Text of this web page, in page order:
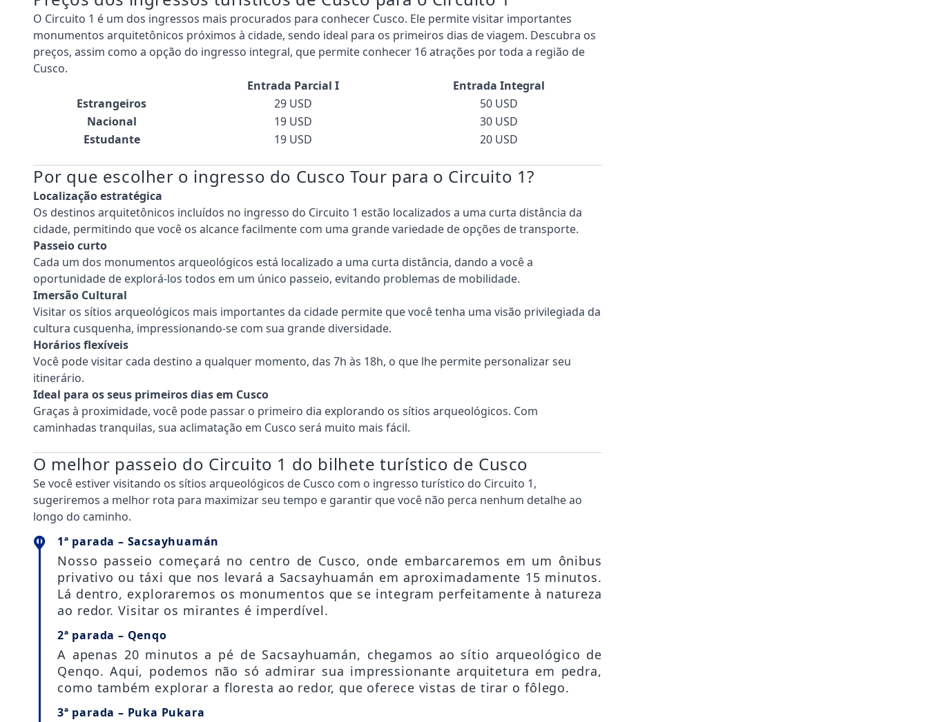
O Circuito 1 é um dos ingressos mais procurados para conhecer Cusco. Ele permite visitar importantes
monumentos arquitetônicos próximos à cidade, sendo ideal para os primeiros dias de viagem. Descubra os
preços, assim como a opção do ingresso integral, que permite conhecer 16 atrações por toda a região de
Cusco.
Entrada Parcial I
Entrada Integral
Estrangeiros
29 USD
50 USD
Nacional
19 USD
30 USD
Estudante
19 USD 20 USD
Por que escolher o ingresso do Cusco Tour para o Circuito 1?
Localização estratégica
Os destinos arquitetônicos incluídos no ingresso do Circuito 1 estão localizados a uma curta distância da
cidade, permitindo que você os alcance facilmente com uma grande variedade de opções de transporte.
Passeio curto
Cada um dos monumentos arqueológicos está localizado a uma curta distância, dando a você a
oportunidade de explorá-los todos em um único passeio, evitando problemas de mobilidade.
Imersão Cultural
Visitar os sítios arqueológicos mais importantes da cidade permite que você tenha uma visão privilegiada da
cultura cusquenha, impressionando-se com sua grande diversidade.
Horários flexíveis
Você pode visitar cada destino a qualquer momento, das 7h às 18h, o que lhe permite personalizar seu
itinerário.
Ideal para os seus primeiros dias em Cusco
Graças à proximidade, você pode passar o primeiro dia explorando os sítios arqueológicos. Com
caminhadas tranquilas, sua aclimatação em Cusco será muito mais fácil.
O melhor passeio do Circuito 1 do bilhete turístico de Cusco
Se você estiver visitando os sítios arqueológicos de Cusco com o ingresso turístico do Circuito 1,
sugeriremos a melhor rota para maximizar seu tempo e garantir que você não perca nenhum detalhe ao
longo do caminho.
1ª parada – Sacsayhuamán
Nosso passeio começará no centro de Cusco, onde embarcaremos em um ônibus
privativo ou táxi que nos levará a Sacsayhuamán em aproximadamente 15 minutos.
Lá dentro, exploraremos os monumentos que se integram perfeitamente à natureza
ao redor. Visitar os mirantes é imperdível.
2ª parada – Qenqo
A apenas 20 minutos a pé de Sacsayhuamán, chegamos ao sítio arqueológico de
Qenqo. Aqui, podemos não só admirar sua impressionante arquitetura em pedra,
como também explorar a floresta ao redor, que oferece vistas de tirar o fôlego.
3ª parada – Puka Pukara